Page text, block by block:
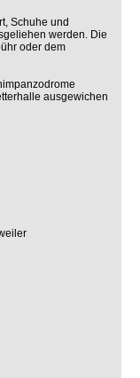
Schuhe und
werden. Die
oder dem
ausgewichen